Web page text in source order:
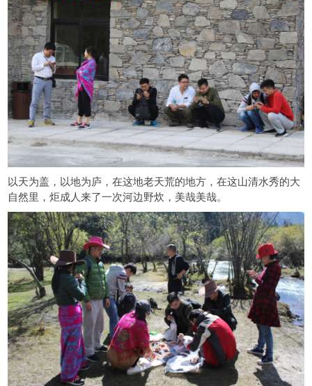
以天为盖，以地为庐，在这地老天荒的地方，在这山清水秀的大
自然里，炬成人来了一次河边野炊，美哉美哉。